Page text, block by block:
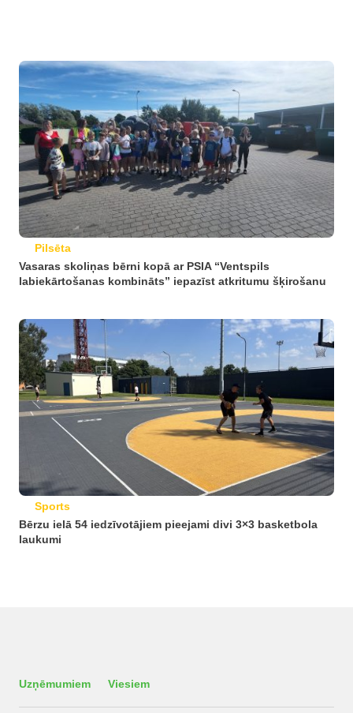
Pilsēta
Vasaras skoliņas bērni kopā ar PSIA “Ventspils
labiekārtošanas kombināts” iepazīst atkritumu šķirošanu
Sports
Bērzu ielā 54 iedzīvotājiem pieejami divi 3×3 basketbola
laukumi
Uzņēmumiem Viesiem